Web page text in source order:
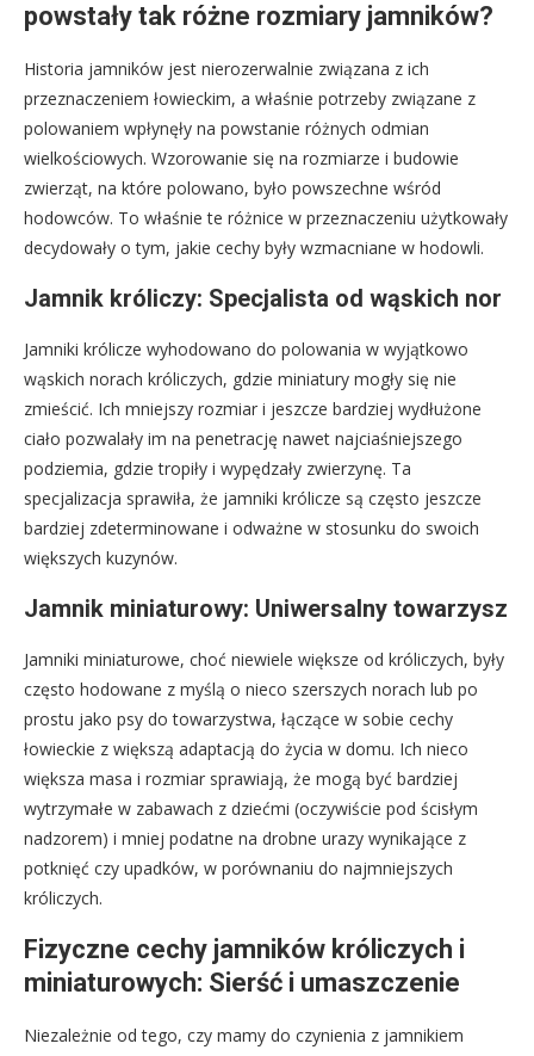
powstały tak różne rozmiary jamników?
Historia jamników jest nierozerwalnie związana z ich
przeznaczeniem łowieckim, a właśnie potrzeby związane z
polowaniem wpłynęły na powstanie różnych odmian
wielkościowych. Wzorowanie się na rozmiarze i budowie
zwierząt, na które polowano, było powszechne wśród
hodowców. To właśnie te różnice w przeznaczeniu użytkowały
decydowały o tym, jakie cechy były wzmacniane w hodowli.
Jamnik króliczy: Specjalista od wąskich nor
Jamniki królicze wyhodowano do polowania w wyjątkowo
wąskich norach króliczych, gdzie miniatury mogły się nie
zmieścić. Ich mniejszy rozmiar i jeszcze bardziej wydłużone
ciało pozwalały im na penetrację nawet najciaśniejszego
podziemia, gdzie tropiły i wypędzały zwierzynę. Ta
specjalizacja sprawiła, że jamniki królicze są często jeszcze
bardziej zdeterminowane i odważne w stosunku do swoich
większych kuzynów.
Jamnik miniaturowy: Uniwersalny towarzysz
Jamniki miniaturowe, choć niewiele większe od króliczych, były
często hodowane z myślą o nieco szerszych norach lub po
prostu jako psy do towarzystwa, łączące w sobie cechy
łowieckie z większą adaptacją do życia w domu. Ich nieco
większa masa i rozmiar sprawiają, że mogą być bardziej
wytrzymałe w zabawach z dziećmi (oczywiście pod ścisłym
nadzorem) i mniej podatne na drobne urazy wynikające z
potknięć czy upadków, w porównaniu do najmniejszych
króliczych.
Fizyczne cechy jamników króliczych i
miniaturowych: Sierść i umaszczenie
Niezależnie od tego, czy mamy do czynienia z jamnikiem